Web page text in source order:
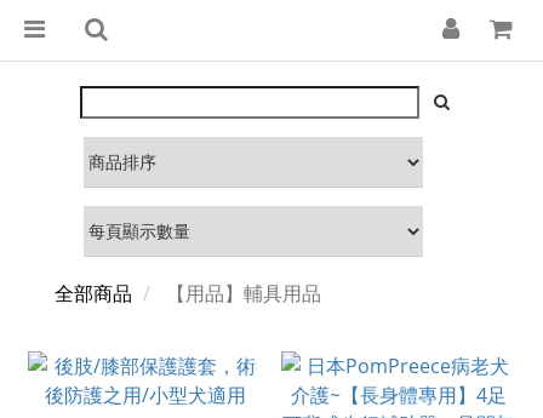
全部商品 【用品】輔具用品